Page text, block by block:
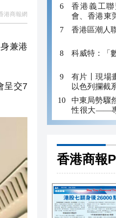
港商報網
兼港
呈交7
香港義工
會、香港東
場「新春聯
香港區潮人
科威特：「
有片丨現場
以色列攔截
中東局勢驟
性很大——
校長、中國
香港商報